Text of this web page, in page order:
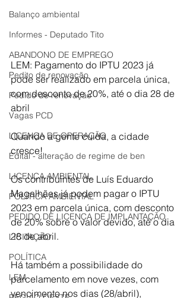
Balanço ambiental
Informes - Deputado Tito
ABANDONO DE EMPREGO
Pedito de renovação
Pedido de renovação
Vagas PCD
LICENÇA DE OPERAÇÃO
Edital - alteração de regime de ben
LICENÇA AMBIENTAL
POLÍTICA AMBIENTAL
PEDIDO DE LICENÇA DE IMPLANTAÇÃO
LICITAÇÃO
POLÍTICA
LEM
LEM: Pagamento do IPTU 2023 já
pode ser realizado em parcela única,
com desconto de 20%, até o dia 28 de
abril
Quando a gente cuida, a cidade
cresce!
Os contribuintes de Luís Eduardo
Magalhães já podem pagar o IPTU
2023 em parcela única, com desconto
de 20% sobre o valor devido, até o dia
28 de abril.
Há também a possibilidade do
parcelamento em nove vezes, com
vencimento nos dias (28/abril),